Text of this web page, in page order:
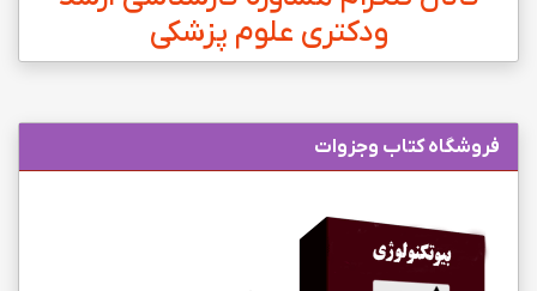
ودکتری علوم پزشکی
فروشگاه کتاب وجزوات